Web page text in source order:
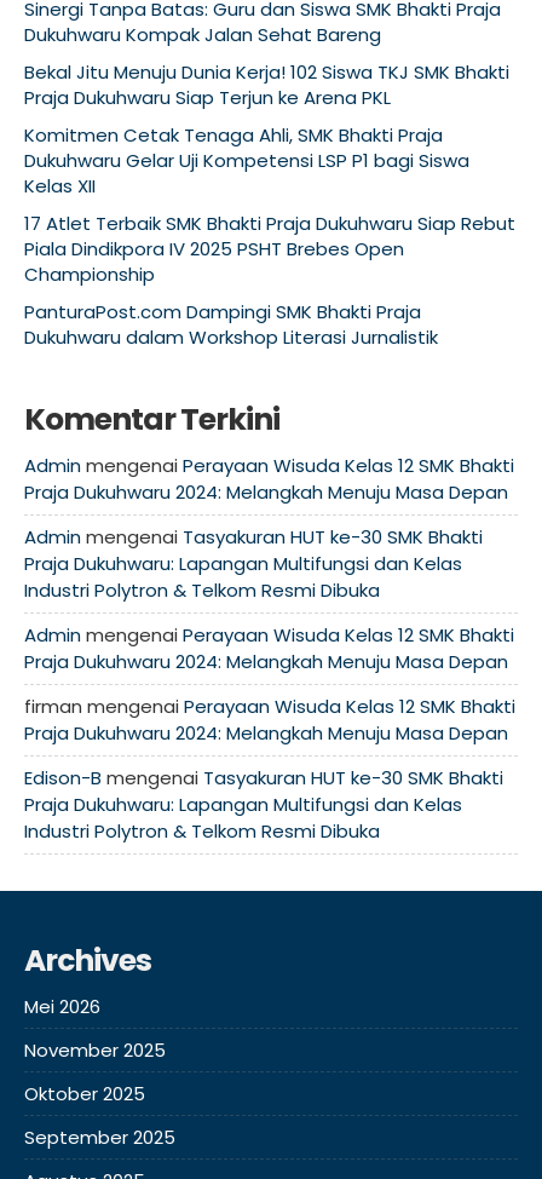
Sinergi Tanpa Batas: Guru dan Siswa SMK Bhakti Praja
Dukuhwaru Kompak Jalan Sehat Bareng
Bekal Jitu Menuju Dunia Kerja! 102 Siswa TKJ SMK Bhakti
Praja Dukuhwaru Siap Terjun ke Arena PKL
Komitmen Cetak Tenaga Ahli, SMK Bhakti Praja
Dukuhwaru Gelar Uji Kompetensi LSP P1 bagi Siswa
Kelas XII
17 Atlet Terbaik SMK Bhakti Praja Dukuhwaru Siap Rebut
Piala Dindikpora IV 2025 PSHT Brebes Open
Championship
PanturaPost.com Dampingi SMK Bhakti Praja
Dukuhwaru dalam Workshop Literasi Jurnalistik
Komentar Terkini
Adminmengenai Perayaan Wisuda Kelas 12 SMK Bhakti
Praja Dukuhwaru 2024: Melangkah Menuju Masa Depan
Adminmengenai Tasyakuran HUT ke-30 SMK Bhakti
Praja Dukuhwaru: Lapangan Multifungsi dan Kelas
Industri Polytron & Telkom Resmi Dibuka
Adminmengenai Perayaan Wisuda Kelas 12 SMK Bhakti
Praja Dukuhwaru 2024: Melangkah Menuju Masa Depan
firman mengenai Perayaan Wisuda Kelas 12 SMK Bhakti
Praja Dukuhwaru 2024: Melangkah Menuju Masa Depan
Edison-B mengenai Tasyakuran HUT ke-30 SMK Bhakti
Praja Dukuhwaru: Lapangan Multifungsi dan Kelas
Industri Polytron & Telkom Resmi Dibuka
Archives
Mei 2026
November 2025
Oktober 2025
September 2025